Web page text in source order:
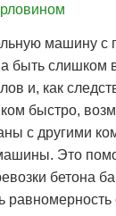
машину
быть слишком
и, как
быстро,
с другими
Это
бетона